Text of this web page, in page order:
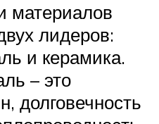
материалов
лидеров:
и керамика.
– это
долговечность